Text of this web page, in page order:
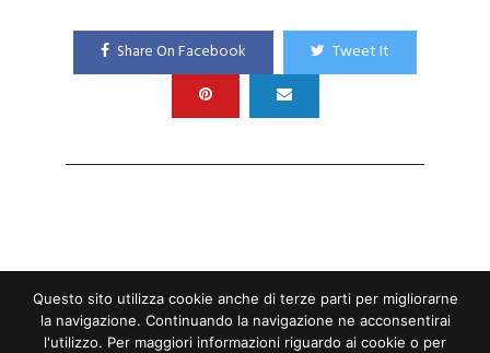
Share On Facebook Tweet It
Questo sito utilizza cookie anche di terze parti per migliorarne
la navigazione. Continuando la navigazione ne acconsentirai
l'utilizzo. Per maggiori informazioni riguardo ai cookie o per